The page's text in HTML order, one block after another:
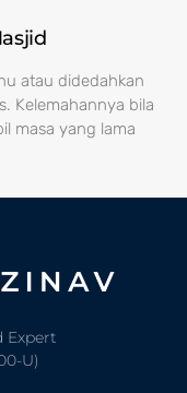
atau didedahkan
Kelemahannya bila
masa yang lama
Expert
U)